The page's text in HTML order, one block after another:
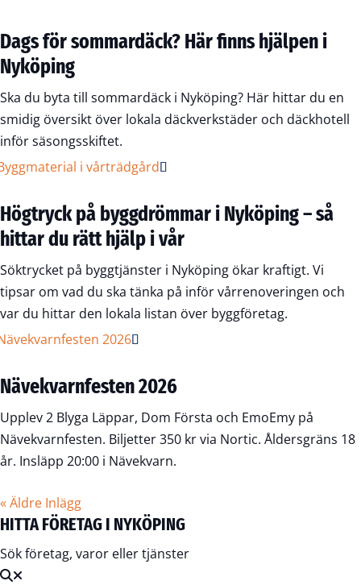
Dags för sommardäck? Här finns hjälpen i
Nyköping
Ska du byta till sommardäck i Nyköping? Här hittar du en
smidig översikt över lokala däckverkstäder och däckhotell
inför säsongsskiftet.
Högtryck på byggdrömmar i Nyköping – så
hittar du rätt hjälp i vår
Söktrycket på byggtjänster i Nyköping ökar kraftigt. Vi
tipsar om vad du ska tänka på inför vårrenoveringen och
var du hittar den lokala listan över byggföretag.
Nävekvarnfesten 2026
Upplev 2 Blyga Läppar, Dom Första och EmoEmy på
Nävekvarnfesten. Biljetter 350 kr via Nortic. Åldersgräns 18
år. Insläpp 20:00 i Nävekvarn.
« Äldre Inlägg
HITTA FÖRETAG I NYKÖPING
Sök företag, varor eller tjänster